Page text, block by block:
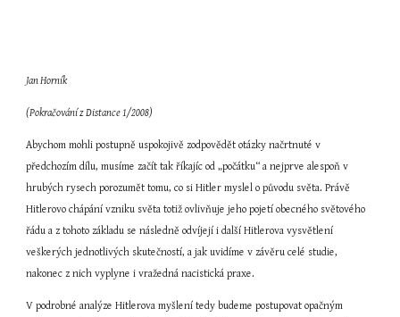
Jan Horník
(Pokračování z Distance 1/2008)
Abychom mohli postupně uspokojivě zodpovědět otázky načrtnuté v
předchozím dílu, musíme začít tak říkajíc od „počátku“ a nejprve alespoň v
hrubých rysech porozumět tomu, co si Hitler myslel o původu světa. Právě
Hitlerovo chápání vzniku světa totiž ovlivňuje jeho pojetí obecného světového
řádu a z tohoto základu se následně odvíjejí i další Hitlerova vysvětlení
veškerých jednotlivých skutečností, a jak uvidíme v závěru celé studie,
nakonec z nich vyplyne i vražedná nacistická praxe.
V podrobné analýze Hitlerova myšlení tedy budeme postupovat opačným